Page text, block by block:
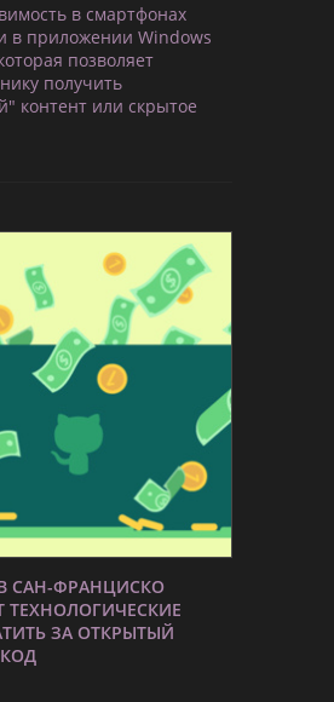
в смартфонах
в приложении Windows
позволяет
получить
контент или скрытое
САН-ФРАНЦИСКО
ЗА ОТКРЫТЫЙ